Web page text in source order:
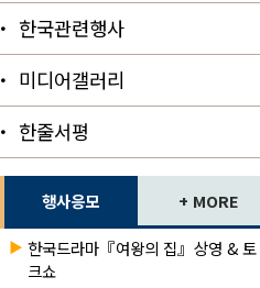
・ 한국관련행사
・ 미디어갤러리
・ 한줄서평
행사응모 + MORE
▶ 한국드라마『여왕의 집』상영 & 토
크쇼